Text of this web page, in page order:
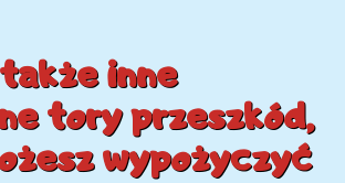
inne
tory przeszkód,
wypożyczyć